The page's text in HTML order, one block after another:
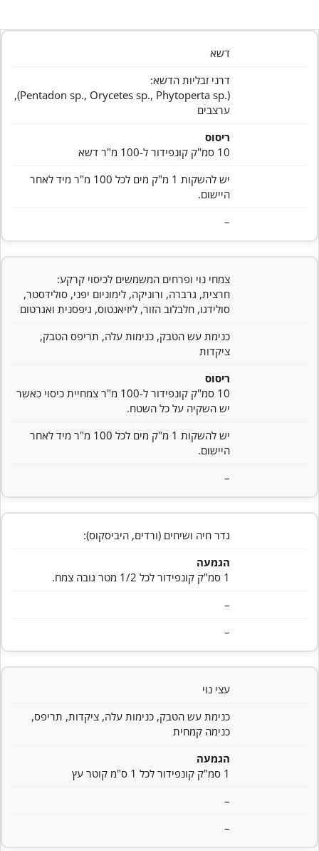
דשא
דרני זבליות הדשא:
(.Pentadon sp., Orycetes sp., Phytoperta sp),
ערצבים
ריסוס
10 סמ"ק קונפידור ל-100 מ"ר דשא
יש להשקות 1 מ"ק מים לכל 100 מ"ר מיד לאחר
היישום.
–
צמחי נוי ופרחים המשמשים לכיסוי קרקע:
חרצית, גרברה, ורוניקה, לימוניום יפני, סולידסטר,
סולידגו, חלבלוב הזור, ליזיאנטוס, גיפסנית ואגרטום
כנימת עש הטבק, כנימות עלה, תריפס הטבק,
ציקדות
ריסוס
10 סמ"ק קונפידור ל-100 מ"ר צמחיית כיסוי כאשר
יש השקיה על כל השטח.
יש להשקות 1 מ"ק מים לכל 100 מ"ר מיד לאחר
היישום.
–
גדר חיה ושיחים (ורדים, היביסקוס):
הגמעה
1 סמ"ק קונפידור לכל 1/2 מטר גובה צמח.
–
–
עצי נוי
כנימת עש הטבק, כנימות עלה, ציקדות, תריפס,
כנימה קמחית
הגמעה
1 סמ"ק קונפידור לכל 1 ס"מ קוטר עץ
–
–